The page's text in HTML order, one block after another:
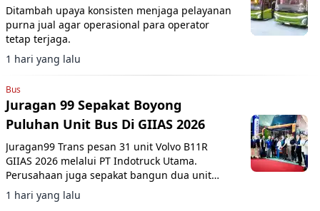
Ditambah upaya konsisten menjaga pelayanan
purna jual agar operasional para operator
tetap terjaga.
1 hari yang lalu
Bus
Juragan 99 Sepakat Boyong
Puluhan Unit Bus Di GIIAS 2026
Juragan99 Trans pesan 31 unit Volvo B11R
GIIAS 2026 melalui PT Indotruck Utama.
Perusahaan juga sepakat bangun dua unit
double decker berbasis sasis Scania K450CB
untuk layanan AKAP premium.
1 hari yang lalu